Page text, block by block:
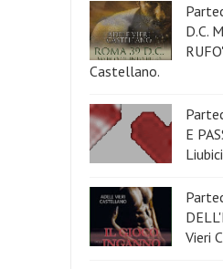
D.C.
Castellano.
E
Vieri